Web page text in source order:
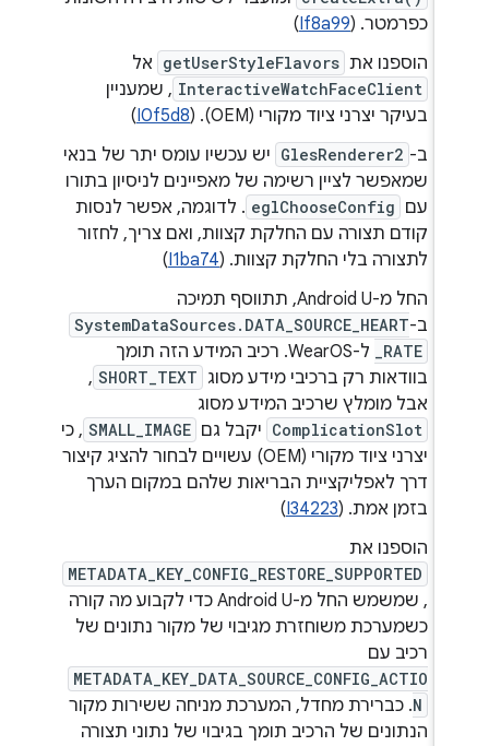
כפרמטר. (If8a99
)
הוספנו את getUserStyleFlavors אל
InteractiveWatchFaceClient , שמעניין
בעיקר יצרני ציוד מקורי (OEM). (
I0f5d8
)
GlesRenderer2 יש עכשיו עומס יתר של בנאי
שמאפשר לציין רשימה של מאפיינים לניסיון בתורו
eglChooseConfig . לדוגמה, אפשר לנסות
קודם תצורה עם החלקת קצוות, ואם צריך, לחזור
לתצורה בלי החלקת קצוות. (I1ba74
)
החל מ-Android U, תתווסף תמיכה
SystemDataSources.DATA_SOURCE_HEART
_RATE
ל-WearOS. רכיב המידע הזה תומך
בוודאות רק ברכיבי מידע מסוג SHORT_TEXT
,
אבל מומלץ שרכיב המידע מסוג
ComplicationSlot יקבל גם SMALL_IMAGE , כי
יצרני ציוד מקורי (OEM) עשויים לבחור להציג קיצור
דרך לאפליקציית הבריאות שלהם במקום הערך
בזמן אמת. (I34223
)
הוספנו את
METADATA_KEY_CONFIG_RESTORE_SUPPORTED
, שמשמש החל מ-Android U כדי לקבוע מה קורה
כשמערכת משוחזרת מגיבוי של מקור נתונים של
רכיב עם
METADATA_KEY_DATA_SOURCE_CONFIG_ACTIO
. כברירת מחדל, המערכת מניחה ששירות מקור
הנתונים של הרכיב תומך בגיבוי של נתוני תצורה